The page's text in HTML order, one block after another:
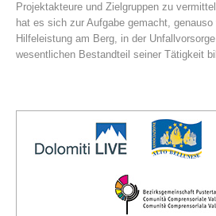
Projektakteure und Zielgruppen zu
hat es sich zur Aufgabe gemacht,
Hilfeleistung am Berg, in der
wesentlichen Bestandteil seiner Tätigkeit